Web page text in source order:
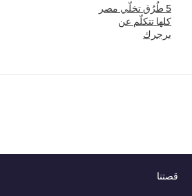
5 طُرُق تخلّي مصر
تتكلّم عن